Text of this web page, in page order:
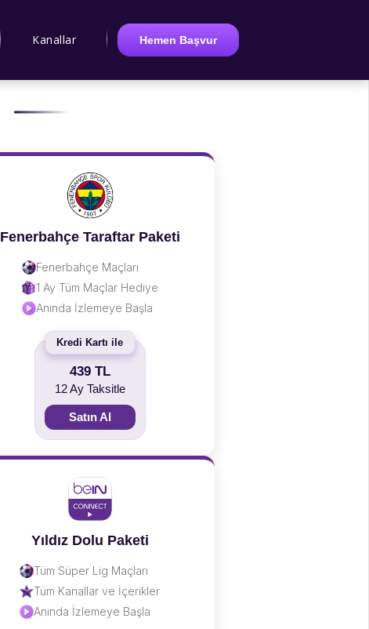
Kanallar Hemen Başvur
Fenerbahçe Taraftar Paketi
Fenerbahçe Maçları
1 Ay Tüm Maçlar Hediye
Anında İzlemeye Başla
Kredi Kartı ile
439 TL
12 Ay Taksitle
Satın Al
Yıldız Dolu Paketi
Tüm Süper Lig Maçları
Tüm Kanallar ve İçerikler
Anında İzlemeye Başla